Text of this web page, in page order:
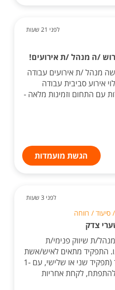
לפני 21 שעות
/ה מנהל /ת אירועים!
מנהל /ת אירועים עבודה
אירוע סביבית עבודה
עם התחום וזמינות מלאה -
הגשת מועמדות
לפני 3 שעות
/ רווחה
צדק
ת שיווק פנימי/ת
התפקיד מתאים לאיש/אשת
שיווק בתחילת–אמצע הדרך (תפקיד שני או שלישי, עם 1-
ת להתפתח, לקחת אחריות